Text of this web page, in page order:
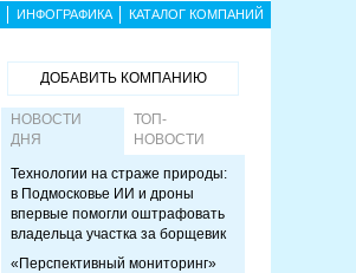
ИНФОГРАФИКА КАТАЛОГ КОМПАНИЙ
ДОБАВИТЬ КОМПАНИЮ
НОВОСТИ
ДНЯ
ТОП-
НОВОСТИ
Технологии на страже природы:
в Подмосковье ИИ и дроны
впервые помогли оштрафовать
владельца участка за борщевик
«Перспективный мониторинг»